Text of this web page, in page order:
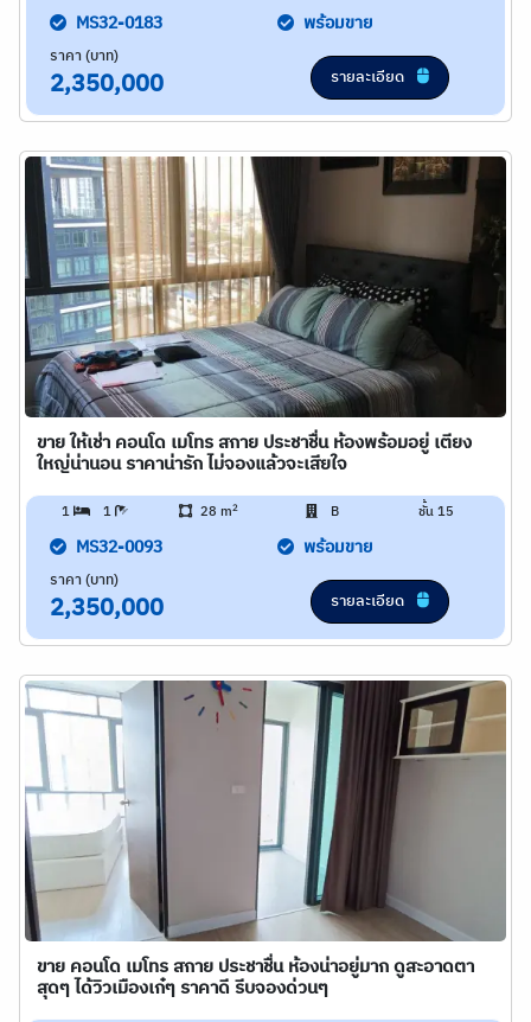
MS32-0183 พร้อมขาย
ราคา (บาท)
2,350,000 รายละเอียด
ขาย ให้เช่า คอนโด เมโทร สกาย ประชาชื่น ห้องพร้อมอยู่ เตียง
ใหญ่น่านอน ราคาน่ารัก ไม่จองแล้วจะเสียใจ
1 1 28 m2 B ชั้น 15
MS32-0093 พร้อมขาย
ราคา (บาท)
2,350,000 รายละเอียด
ขาย คอนโด เมโทร สกาย ประชาชื่น ห้องน่าอยู่มาก ดูสะอาดตา
สุดๆ ได้วิวเมืองเก๋ๆ ราคาดี รีบจองด่วนๆ